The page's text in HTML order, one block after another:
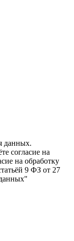
данных.
согласие на
на обработку
9 ФЗ от 27